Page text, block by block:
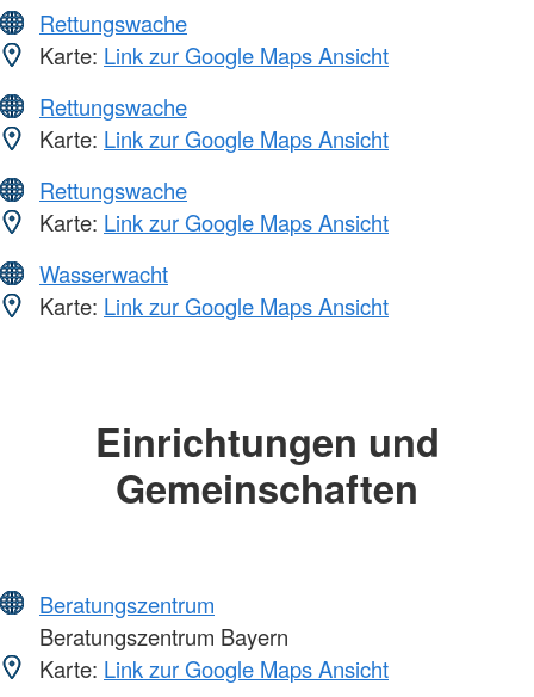
Rettungswache
Karte: Link zur Google Maps Ansicht
Rettungswache
Karte: Link zur Google Maps Ansicht
Rettungswache
Karte: Link zur Google Maps Ansicht
Wasserwacht
Karte: Link zur Google Maps Ansicht
Einrichtungen und
Gemeinschaften
Beratungszentrum
Beratungszentrum Bayern
Karte: Link zur Google Maps Ansicht